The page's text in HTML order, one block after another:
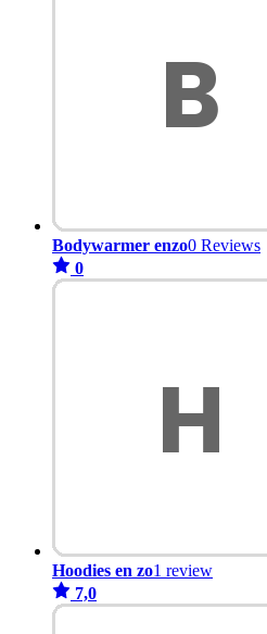
Bodywarmer enzo0 Reviews
0
Hoodies en zo1 review
7,0